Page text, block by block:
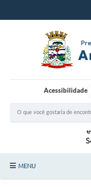
Acessibilidade
MENU